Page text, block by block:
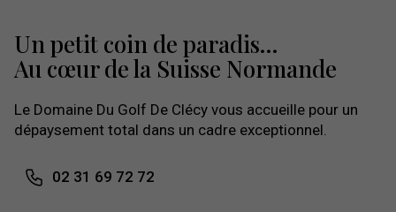
Un petit coin de paradis...
Au cœur de la Suisse Normande
Le Domaine Du Golf De Clécy vous accueille pour un
dépaysement total dans un cadre exceptionnel.
02 31 69 72 72